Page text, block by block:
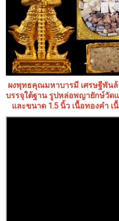
ผงพุทธคุณมหาบารมี เศรษฐีพัน
บรรจุใต้ฐาน รูปหล่อพญายักษ์วัด
และขนาด 1.5 นิ้ว เนื้อทองคำ เ